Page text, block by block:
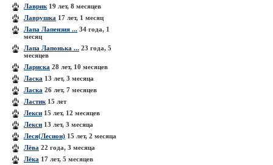
Лаврик 19 лет, 8 месяцев
Лаврушка 17 лет, 1 месяц
Лапа Лапензия ... 34 года, 1
месяц
Лапа Лапонька ... 23 года, 5
месяцев
Лариска 28 лет, 10 месяцев
Ласка 13 лет, 3 месяца
Ласка 26 лет, 7 месяцев
Ластик 15 лет
Лекси 15 лет, 12 месяцев
Лекси 13 лет, 3 месяца
Леся(Лесион) 15 лет, 2 месяца
Лёва 22 года, 3 месяца
Лёка 17 лет, 5 месяцев